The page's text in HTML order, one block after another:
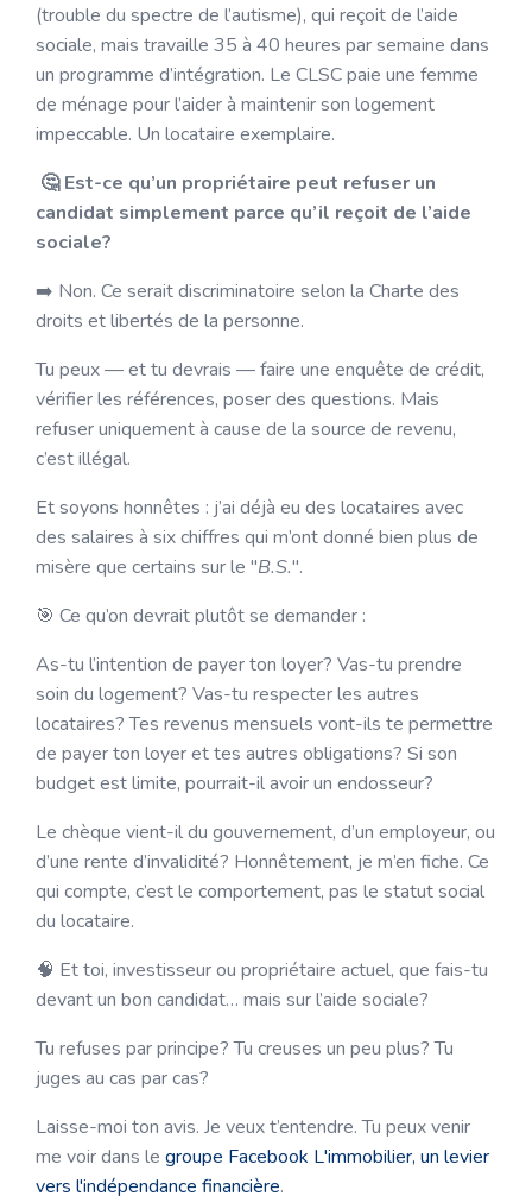
(trouble du spectre de l’autisme), qui reçoit de l’aide
sociale, mais travaille 35 à 40 heures par semaine dans
un programme d’intégration. Le CLSC paie une femme
de ménage pour l’aider à maintenir son logement
impeccable. Un locataire exemplaire.
🤔 Est-ce qu’un propriétaire peut refuser un
candidat simplement parce qu’il reçoit de l’aide
sociale?
➡️ Non. Ce serait discriminatoire selon la Charte des
droits et libertés de la personne.
Tu peux — et tu devrais — faire une enquête de crédit,
vérifier les références, poser des questions. Mais
refuser uniquement à cause de la source de revenu,
c’est illégal.
Et soyons honnêtes : j’ai déjà eu des locataires avec
des salaires à six chiffres qui m’ont donné bien plus de
misère que certains sur le "B.S.".
🎯 Ce qu’on devrait plutôt se demander :
As-tu l’intention de payer ton loyer? Vas-tu prendre
soin du logement? Vas-tu respecter les autres
locataires? Tes revenus mensuels vont-ils te permettre
de payer ton loyer et tes autres obligations? Si son
budget est limite, pourrait-il avoir un endosseur?
Le chèque vient-il du gouvernement, d’un employeur, ou
d’une rente d’invalidité? Honnêtement, je m’en fiche. Ce
qui compte, c’est le comportement, pas le statut social
du locataire.
🧠 Et toi, investisseur ou propriétaire actuel, que fais-tu
devant un bon candidat… mais sur l’aide sociale?
Tu refuses par principe? Tu creuses un peu plus? Tu
juges au cas par cas?
Laisse-moi ton avis. Je veux t’entendre. Tu peux venir
me voir dans le groupe Facebook L'immobilier, un levier
vers l'indépendance financière.